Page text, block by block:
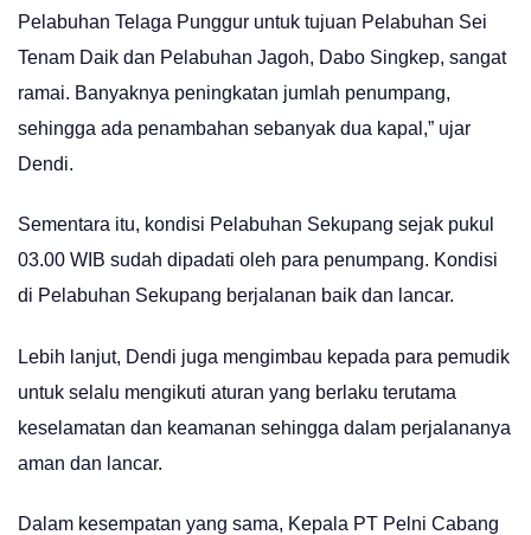
Pelabuhan Telaga Punggur untuk tujuan Pelabuhan Sei
Tenam Daik dan Pelabuhan Jagoh, Dabo Singkep, sangat
ramai. Banyaknya peningkatan jumlah penumpang,
sehingga ada penambahan sebanyak dua kapal,” ujar
Dendi.
Sementara itu, kondisi Pelabuhan Sekupang sejak pukul
03.00 WIB sudah dipadati oleh para penumpang. Kondisi
di Pelabuhan Sekupang berjalanan baik dan lancar.
Lebih lanjut, Dendi juga mengimbau kepada para pemudik
untuk selalu mengikuti aturan yang berlaku terutama
keselamatan dan keamanan sehingga dalam perjalananya
aman dan lancar.
Dalam kesempatan yang sama, Kepala PT Pelni Cabang